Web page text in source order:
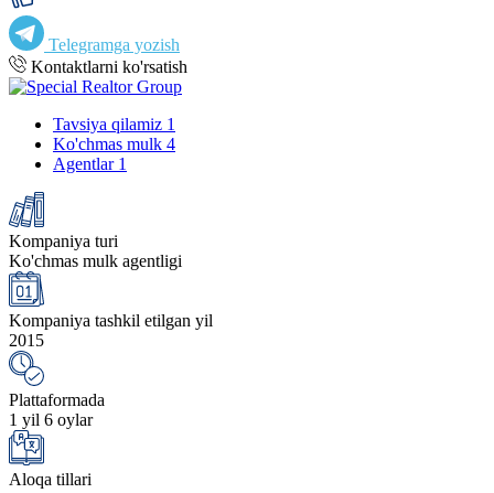
Telegramga yozish
Kontaktlarni ko'rsatish
Tavsiya qilamiz 1
Ko'chmas mulk 4
Agentlar 1
Kompaniya turi
Ko'chmas mulk agentligi
Kompaniya tashkil etilgan yil
2015
Plattaformada
1 yil 6 oylar
Aloqa tillari